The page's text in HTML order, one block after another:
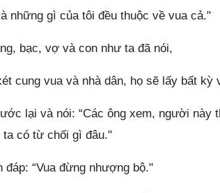
những gì của tôi đều thuộc về vua cả."
bạc, vợ và con như ta đã nói,
cung vua và nhà dân, họ sẽ lấy bất kỳ
lại và nói: “Các ông xem, người này
có từ chối gì đâu."
“Vua đừng nhượng bộ."